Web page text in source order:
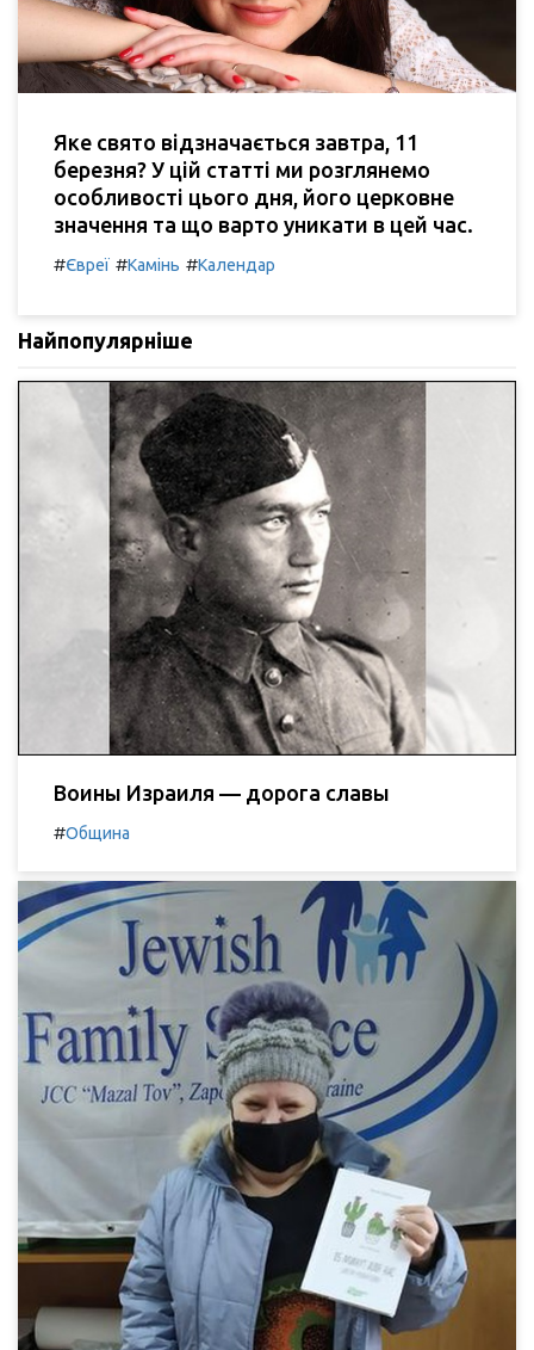
Яке свято відзначається завтра, 11
березня? У цій статті ми розглянемо
особливості цього дня, його церковне
значення та що варто уникати в цей час.
#Євреї #Камінь #Календар
Найпопулярніше
Воины Израиля — дорога славы
#Община